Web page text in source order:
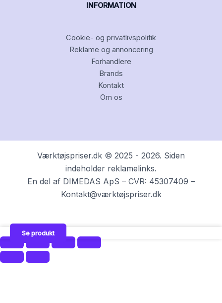
INFORMATION
Cookie- og privatlivspolitik
Reklame og annoncering
Forhandlere
Brands
Kontakt
Om os
Værktøjspriser.dk © 2025 - 2026. Siden
indeholder reklamelinks.
En del af DIMEDAS ApS – CVR: 45307409 –
Kontakt@værktøjspriser.dk
Se produkt